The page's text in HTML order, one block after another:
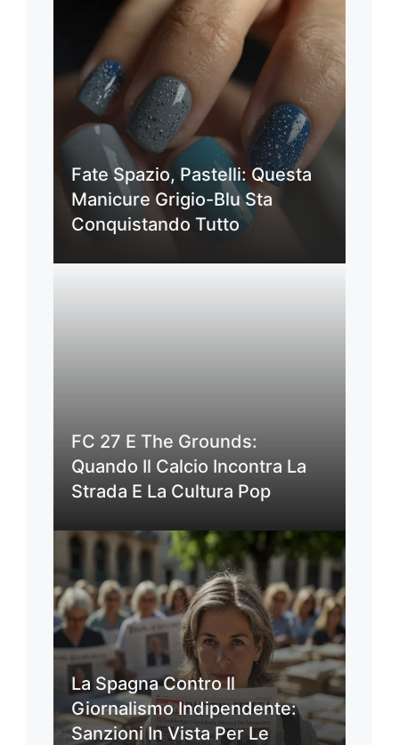
Fate Spazio, Pastelli: Questa
Manicure Grigio-Blu Sta
Conquistando Tutto
FC 27 E The Grounds:
Quando Il Calcio Incontra La
Strada E La Cultura Pop
La Spagna Contro Il
Giornalismo Indipendente:
Sanzioni In Vista Per Le